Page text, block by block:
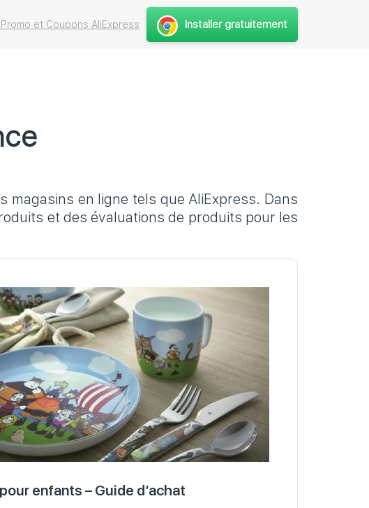
et Coupons AliExpress Installer gratuitement
magasins en ligne tels que AliExpress. Dans
et des évaluations de produits pour les
enfants – Guide d’achat